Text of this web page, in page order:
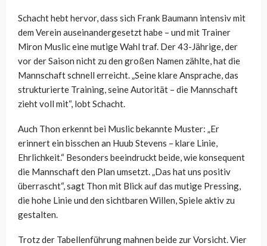
Schacht hebt hervor, dass sich Frank Baumann intensiv mit
dem Verein auseinandergesetzt habe – und mit Trainer
Miron Muslic eine mutige Wahl traf. Der 43-Jährige, der
vor der Saison nicht zu den großen Namen zählte, hat die
Mannschaft schnell erreicht. „Seine klare Ansprache, das
strukturierte Training, seine Autorität – die Mannschaft
zieht voll mit“, lobt Schacht.
Auch Thon erkennt bei Muslic bekannte Muster: „Er
erinnert ein bisschen an Huub Stevens – klare Linie,
Ehrlichkeit.“ Besonders beeindruckt beide, wie konsequent
die Mannschaft den Plan umsetzt. „Das hat uns positiv
überrascht“, sagt Thon mit Blick auf das mutige Pressing,
die hohe Linie und den sichtbaren Willen, Spiele aktiv zu
gestalten.
Trotz der Tabellenführung mahnen beide zur Vorsicht. Vier